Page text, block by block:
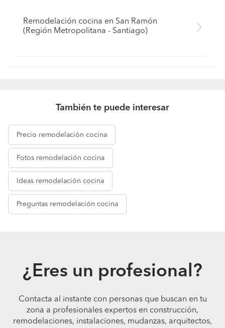
Remodelación cocina en San Ramón
(Región Metropolitana - Santiago)
También te puede interesar
Precio remodelación cocina
Fotos remodelación cocina
Ideas remodelación cocina
Preguntas remodelación cocina
¿Eres un profesional?
Contacta al instante con personas que buscan en tu
zona a profesionales expertos en construcción,
remodelaciones, instalaciones, mudanzas, arquitectos,